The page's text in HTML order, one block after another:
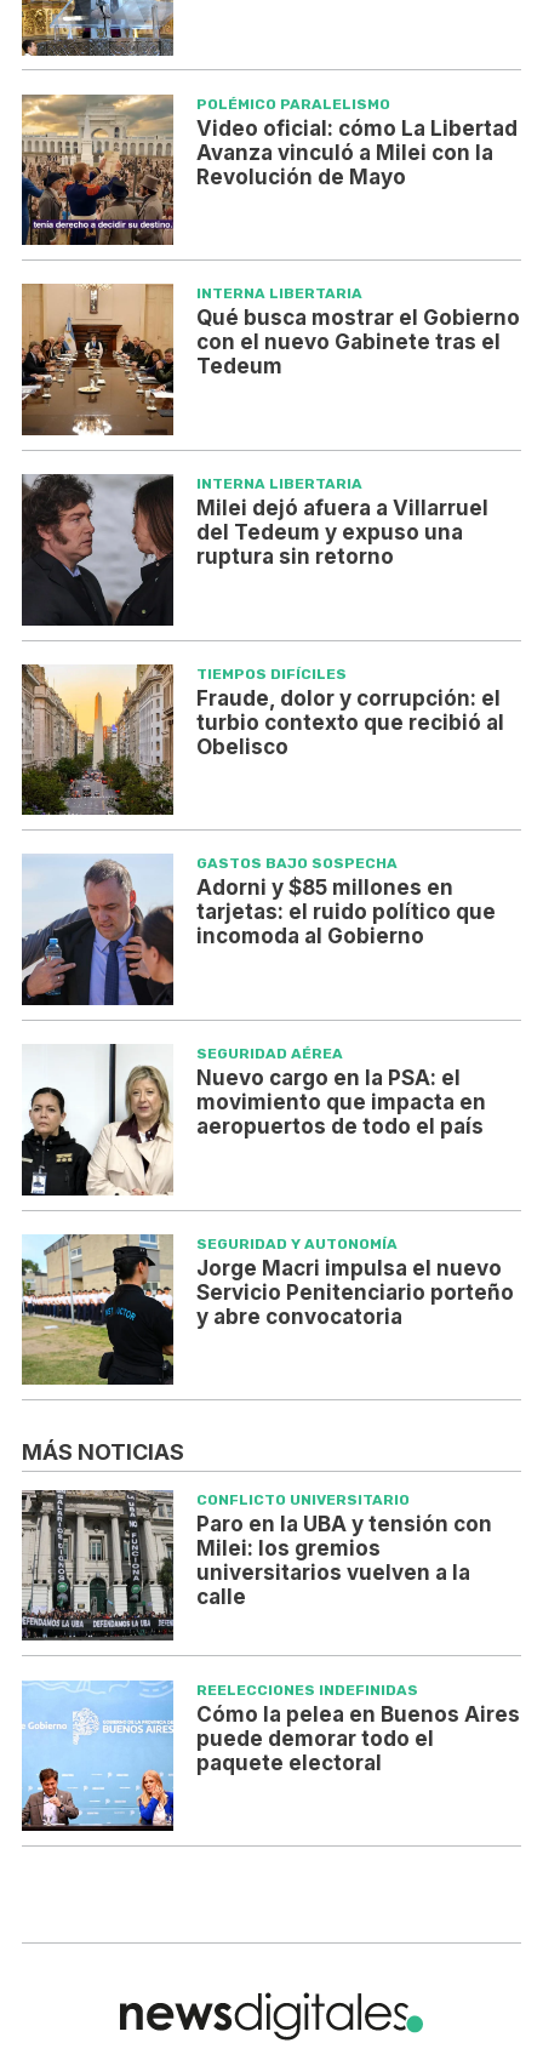
POLÉMICO PARALELISMO
Video oficial: cómo La Libertad
Avanza vinculó a Milei con la
Revolución de Mayo
INTERNA LIBERTARIA
Qué busca mostrar el Gobierno
con el nuevo Gabinete tras el
Tedeum
INTERNA LIBERTARIA
Milei dejó afuera a Villarruel
del Tedeum y expuso una
ruptura sin retorno
TIEMPOS DIFÍCILES
Fraude, dolor y corrupción: el
turbio contexto que recibió al
Obelisco
GASTOS BAJO SOSPECHA
Adorni y $85 millones en
tarjetas: el ruido político que
incomoda al Gobierno
SEGURIDAD AÉREA
Nuevo cargo en la PSA: el
movimiento que impacta en
aeropuertos de todo el país
SEGURIDAD Y AUTONOMÍA
Jorge Macri impulsa el nuevo
Servicio Penitenciario porteño
y abre convocatoria
MÁS NOTICIAS
CONFLICTO UNIVERSITARIO
Paro en la UBA y tensión con
Milei: los gremios
universitarios vuelven a la
calle
REELECCIONES INDEFINIDAS
Cómo la pelea en Buenos Aires
puede demorar todo el
paquete electoral